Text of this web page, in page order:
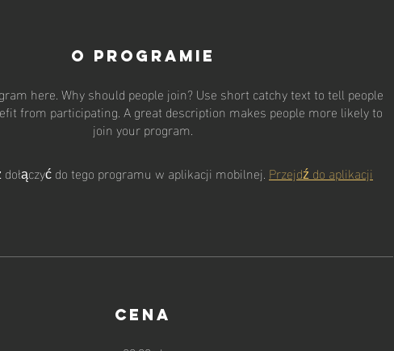
O programie
here. Why should people join? Use short catchy text to tell people
from participating. A great description makes people more likely to
join your program.
do tego programu w aplikacji mobilnej. Przejdź do aplikacji
Cena